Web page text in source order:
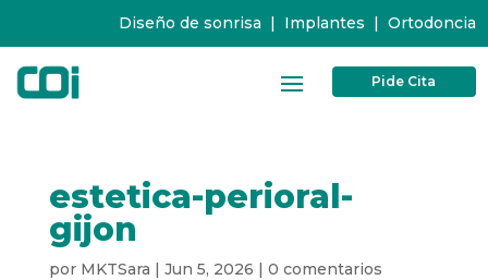
Diseño de sonrisa | Implantes | Ortodoncia
Pide Cita
estetica-perioral-
gijon
por MKTSara | Jun 5, 2026 | 0 comentarios